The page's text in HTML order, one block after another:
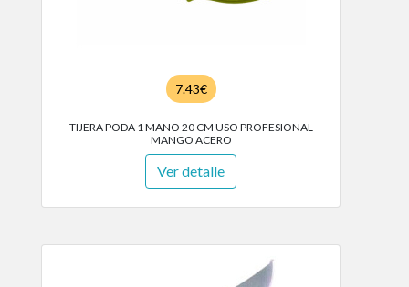
7.43€
TIJERA PODA 1 MANO 20 CM USO PROFESIONAL
MANGO ACERO
Ver detalle